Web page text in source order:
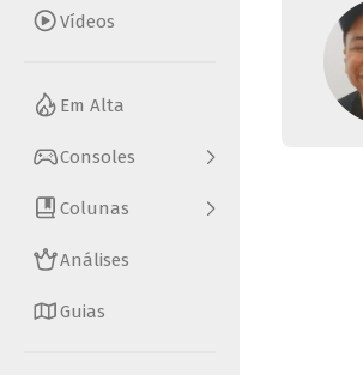
Vídeos
Em Alta
Consoles
Colunas
Análises
Guias